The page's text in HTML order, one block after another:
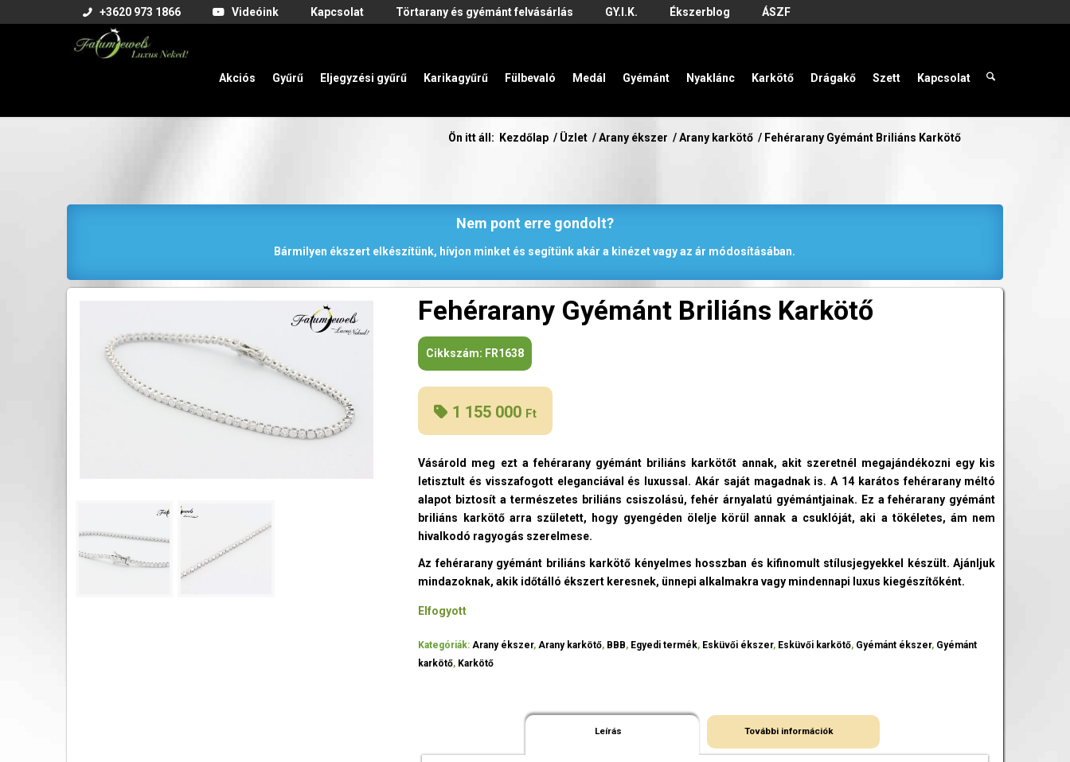
+3620 973 1866 Videóink Kapcsolat Törtarany és gyémánt felvásárlás GY.I.K. Ékszerblog ÁSZF
Akciós Gyűrű Eljegyzési gyűrű Karikagyűrű Fülbevaló Medál Gyémánt Nyaklánc Karkötő Drágakő Szett Kapcsolat
Ön itt áll: Kezdőlap / Üzlet / Arany ékszer / Arany karkötő / Fehérarany Gyémánt Briliáns Karkötő
Nem pont erre gondolt?
Bármilyen ékszert elkészítünk, hívjon minket és segítünk akár a kinézet vagy az ár módosításában.
Fehérarany Gyémánt Briliáns Karkötő
Cikkszám: FR1638
1 155 000 Ft
Vásárold meg ezt a fehérarany gyémánt briliáns karkötőt annak, akit szeretnél megajándékozni egy kis
letisztult és visszafogott eleganciával és luxussal. Akár saját magadnak is. A 14 karátos fehérarany méltó
alapot biztosít a természetes briliáns csiszolású, fehér árnyalatú gyémántjainak. Ez a fehérarany gyémánt
briliáns karkötő arra született, hogy gyengéden ölelje körül annak a csuklóját, aki a tökéletes, ám nem
hivalkodó ragyogás szerelmese.
Az fehérarany gyémánt briliáns karkötő kényelmes hosszban és kifinomult stílusjegyekkel készült. Ajánljuk
mindazoknak, akik időtálló ékszert keresnek, ünnepi alkalmakra vagy mindennapi luxus kiegészítőként.
Elfogyott
Kategóriák:Arany ékszer,Arany karkötő, BBB, Egyedi termék, Esküvői ékszer, Esküvői karkötő, Gyémánt ékszer, Gyémánt
karkötő, Karkötő
Leírás További információk